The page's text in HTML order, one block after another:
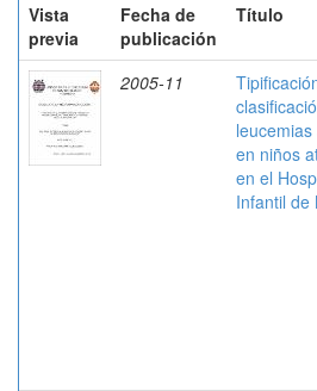
Vista
previa
Fecha de
publicación
Título
2005-11
en niños
en el
Infantil de